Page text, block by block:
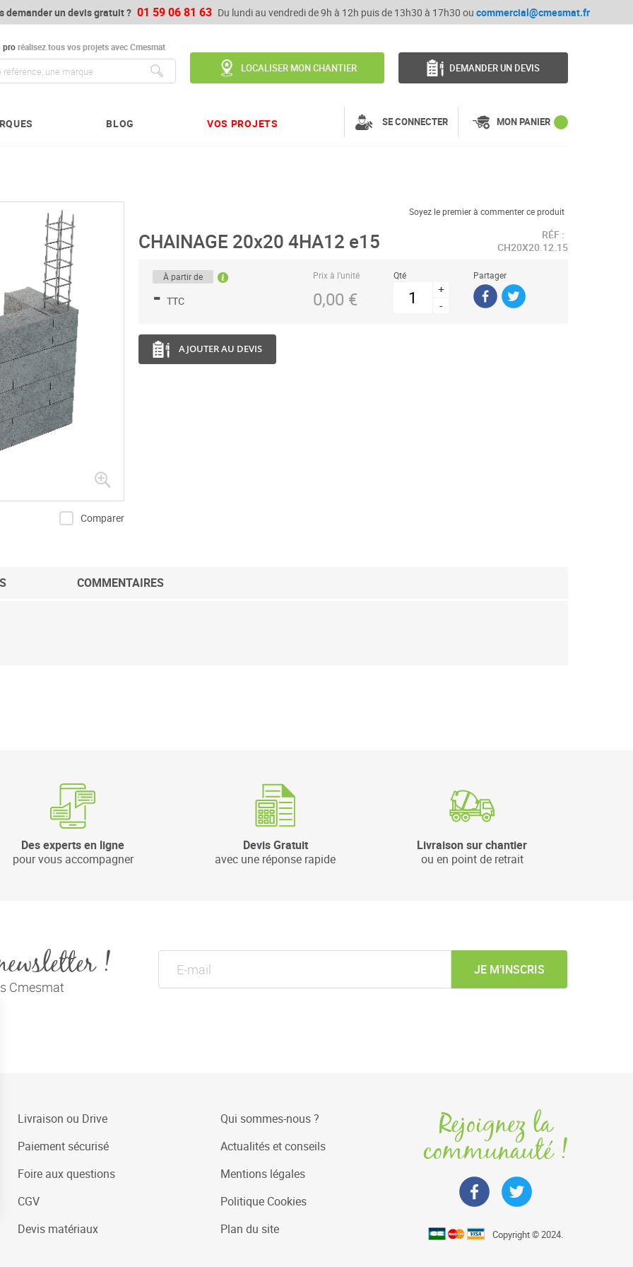
demander un devis gratuit ? 01 59 06 81 63 Du lundi au vendredi de 9h à 12h puis de 13h30 à 17h30 ou commercial@cmesmat.fr
proréalisez tous vos projets avec Cmesmat
LOCALISER MON CHANTIER DEMANDER UN DEVIS
BLOG VOS PROJETS SE CONNECTER MON PANIER
Comparer
Soyez le premier à commenter ce produit
CHAINAGE 20x20 4HA12 e15
RÉF :
CH20X20.12.15
À partir de
- TTC
Prix à l’unité
0,00 €
Qté
+
-
Partager
AJOUTER AU DEVIS
COMMENTAIRES
Des experts en ligne
pour vous accompagner
Devis Gratuit
avec une réponse rapide
Livraison sur chantier
ou en point de retrait
!
Cmesmat
JE M’INSCRIS
Livraison ou Drive
Paiement sécurisé
Foire aux questions
CGV
Devis matériaux
Qui sommes-nous ?
Actualités et conseils
Mentions légales
Politique Cookies
Plan du site
Rejoignez la
communauté !
Copyright © 2024.